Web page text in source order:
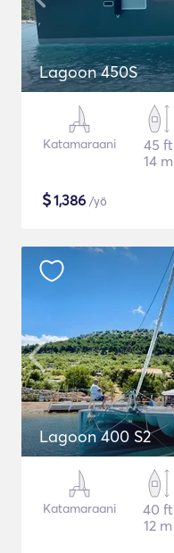
Lagoon 450S
Katamaraani
45 ft
14 m
$1,386 /yö
Lagoon 400 S2
Katamaraani
40 ft
12 m